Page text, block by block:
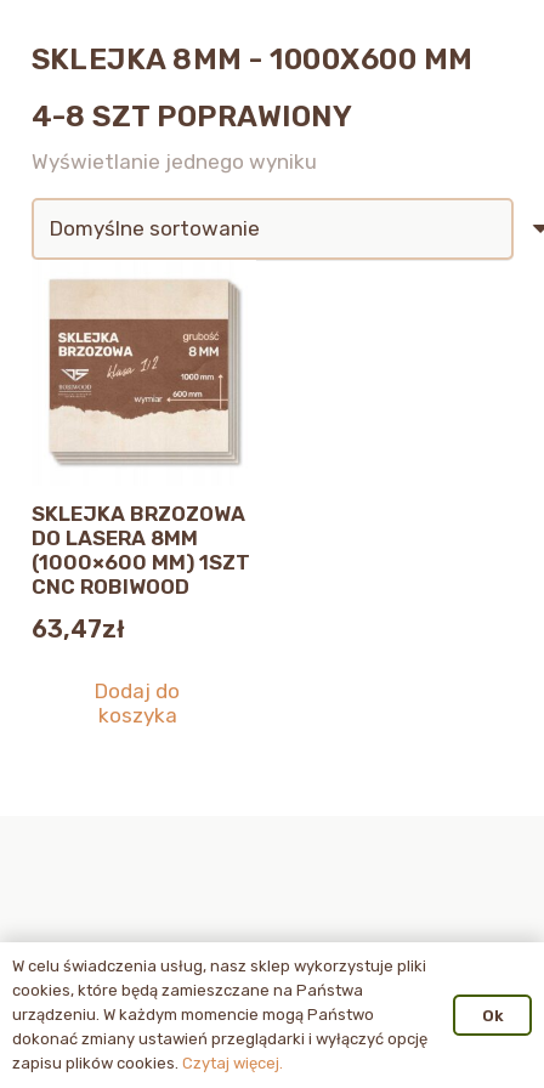
SKLEJKA 8MM - 1000X600 MM
4-8 SZT POPRAWIONY
Wyświetlanie jednego wyniku
SKLEJKA BRZOZOWA
DO LASERA 8MM
(1000×600 MM) 1SZT
CNC ROBIWOOD
63,47zł
Dodaj do
koszyka
W celu świadczenia usług, nasz sklep wykorzystuje pliki
cookies, które będą zamieszczane na Państwa
urządzeniu. W każdym momencie mogą Państwo
dokonać zmiany ustawień przeglądarki i wyłączyć opcję
zapisu plików cookies. Czytaj więcej.
Ok